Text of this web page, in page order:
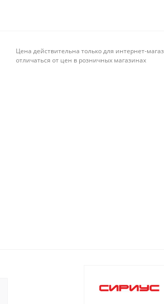
Цена действительна только для интернет-
отличаться от цен в розничных магазинах